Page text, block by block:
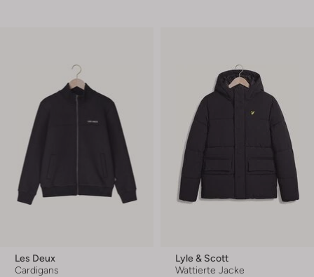
Les Deux
Cardigans
Lyle & Scott
Wattierte Jacke